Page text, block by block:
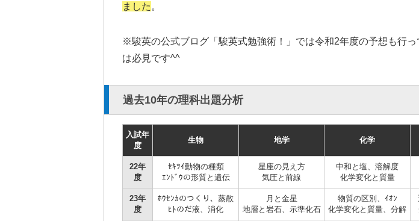
ました 。
※駿英の公式ブログ「駿英式勉強術！」では令和2年度の予想も行っ
は必見です^^
過去10年の理科出題分析
入試年
度
生物 地学 化学
22年
度
ｾｷﾂｲ動物の種類
ｴﾝﾄﾞｳの形質と遺伝
星座の見え方
気圧と前線
中和と塩、溶解度
化学変化と質量
23年
度
ﾎｳｾﾝｶのつくり、蒸散
ﾋﾄのだ液、消化
月と金星
地層と岩石、示準化石
物質の区別、ｲｵﾝ
化学変化と質量、分解